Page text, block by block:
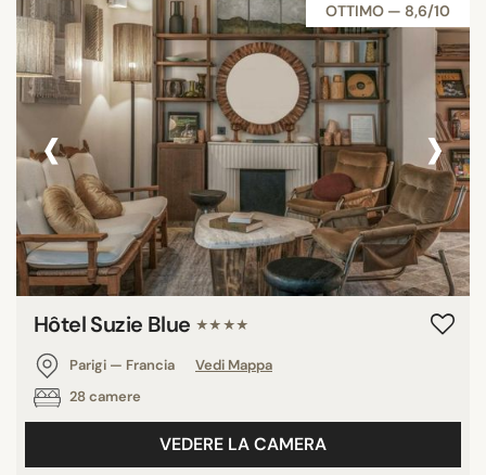
OTTIMO — 8,6/10
‹ ›
Hôtel Suzie Blue ★★★★
Parigi — Francia
Vedi Mappa
28 camere
VEDERE LA CAMERA